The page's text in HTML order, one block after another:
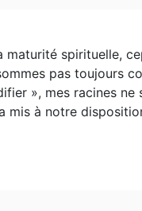
maturité spirituelle,
pas toujours
», mes racines ne
mis à notre